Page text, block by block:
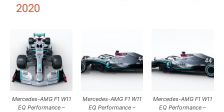
2020
Mercedes-AMG F1 W11
EQ Performance –
Mercedes-AMG F1 W11
EQ Performance –
Mercedes-AMG F1 W11
EQ Performance –